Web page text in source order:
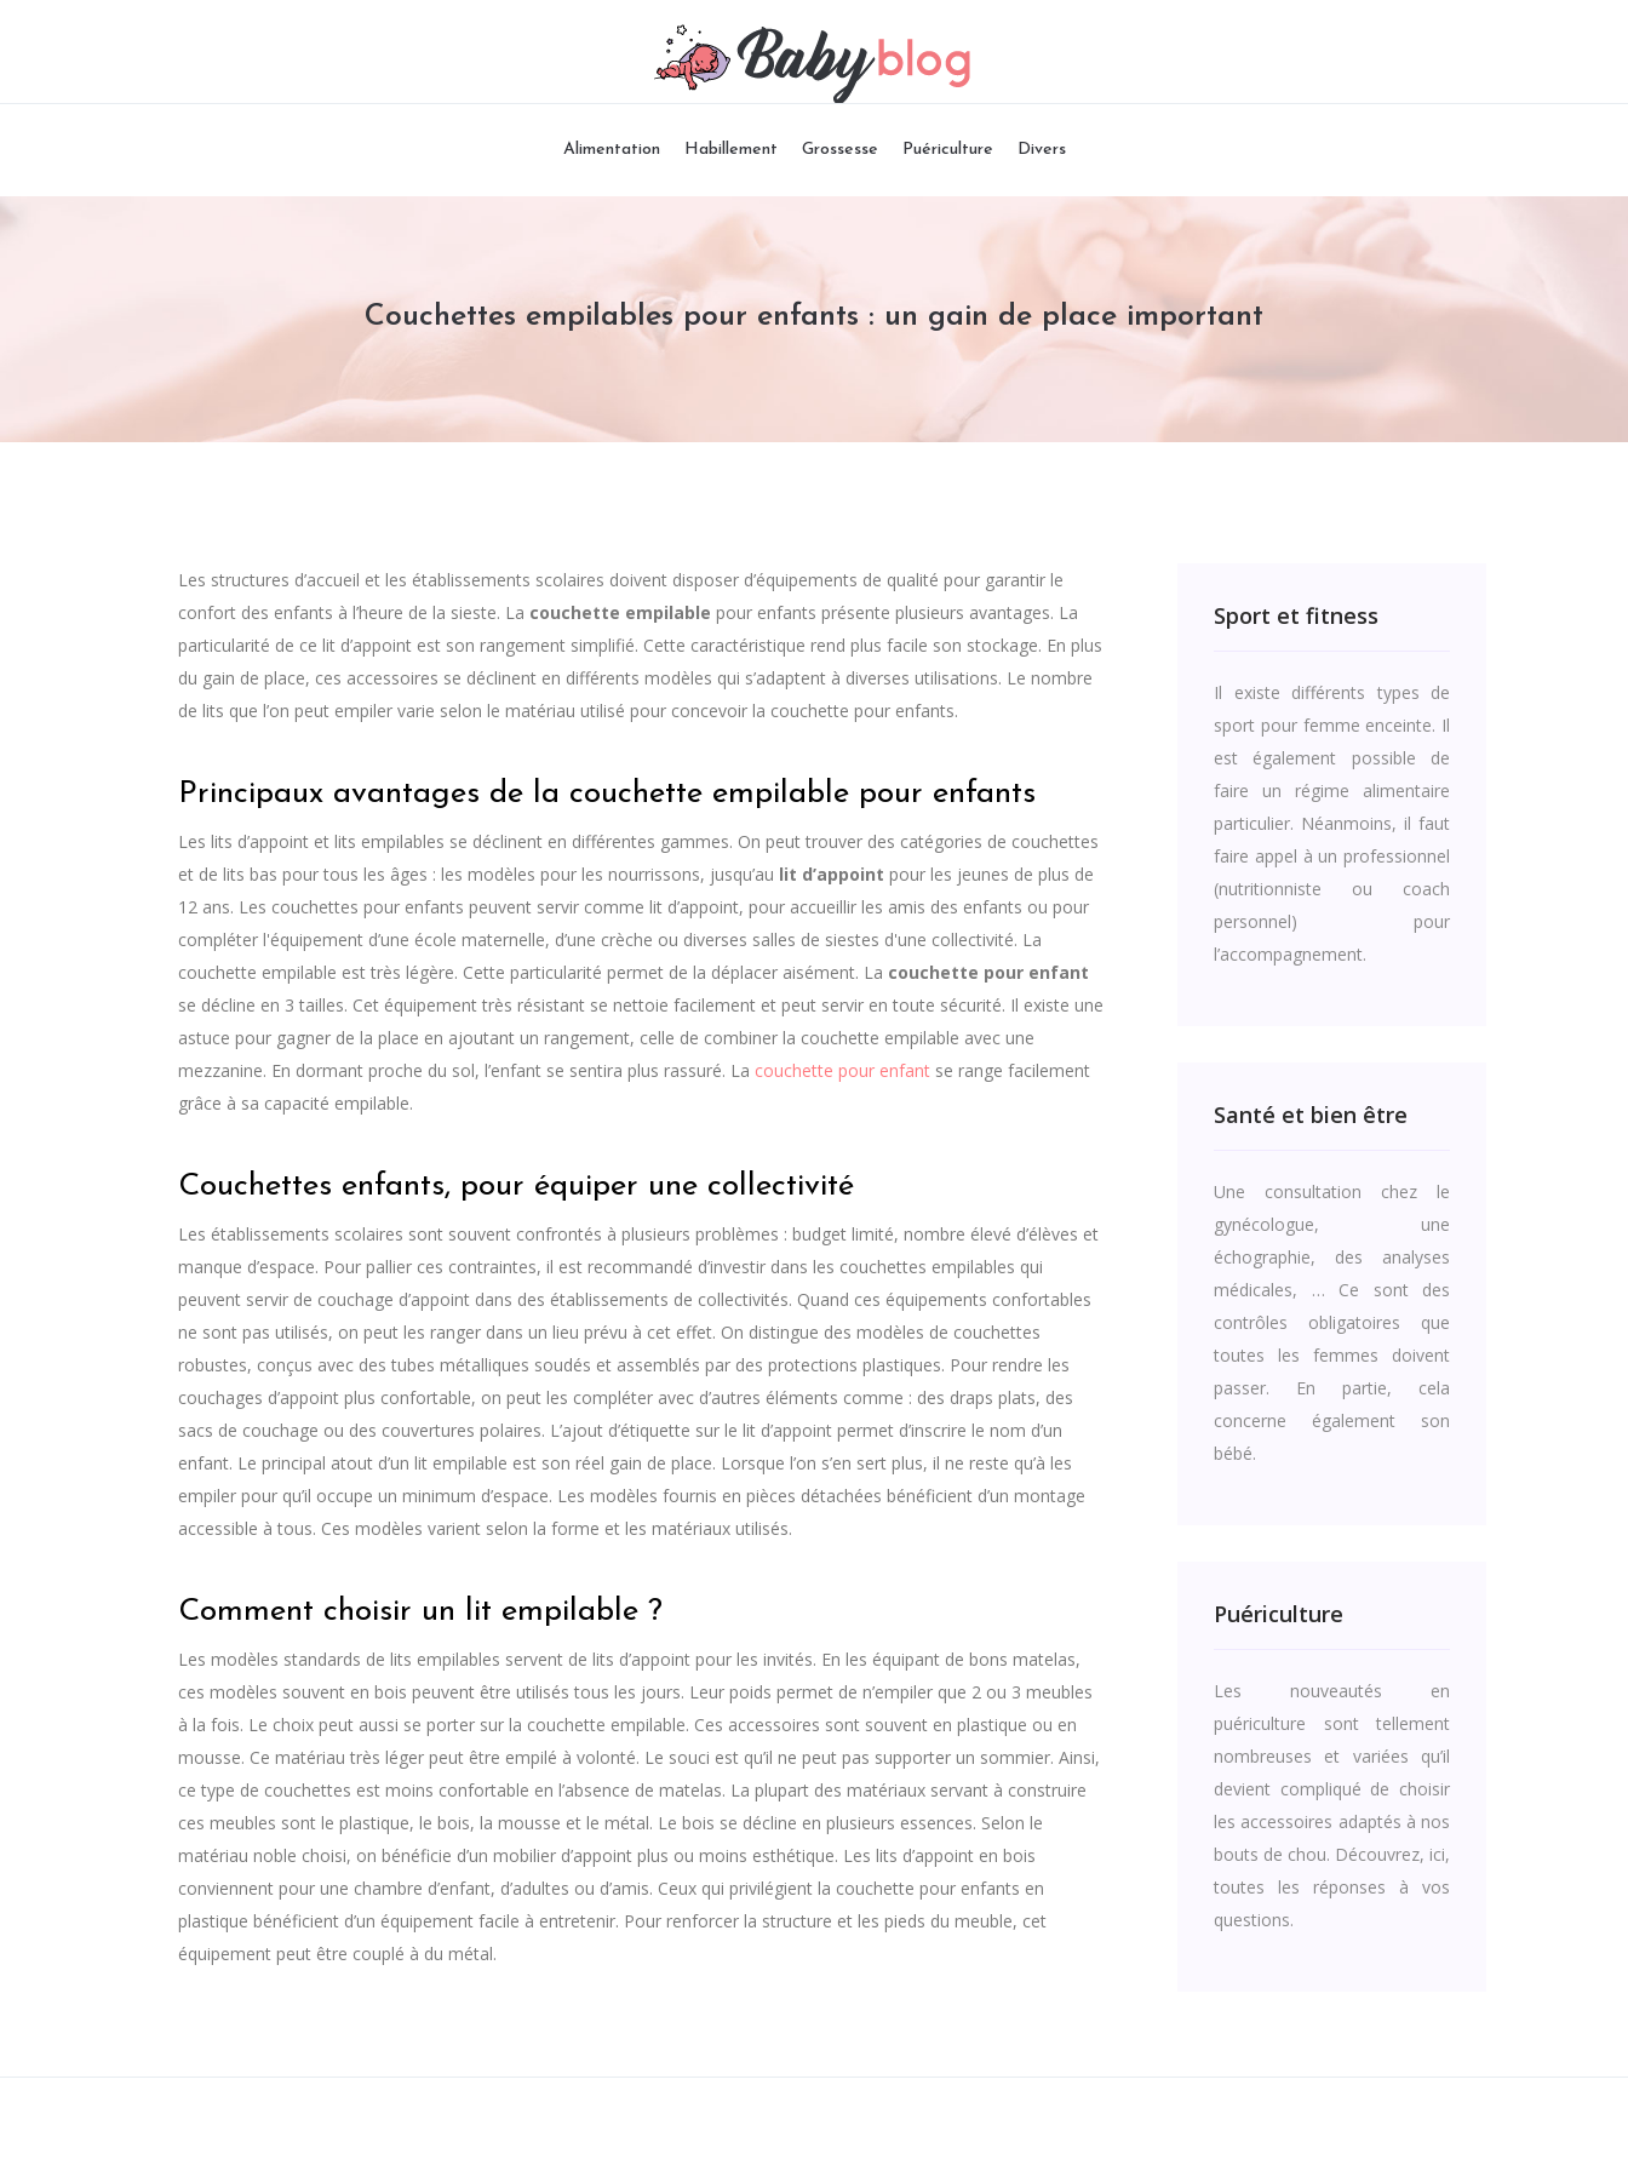
Alimentation Habillement Grossesse Puériculture Divers
Couchettes empilables pour enfants : un gain de place important
Les structures d’accueil et les établissements scolaires doivent disposer d’équipements de qualité pour garantir le
confort des enfants à l’heure de la sieste. La couchette empilable pour enfants présente plusieurs avantages. La
particularité de ce lit d’appoint est son rangement simplifié. Cette caractéristique rend plus facile son stockage. En plus
du gain de place, ces accessoires se déclinent en différents modèles qui s’adaptent à diverses utilisations. Le nombre
de lits que l’on peut empiler varie selon le matériau utilisé pour concevoir la couchette pour enfants.
Principaux avantages de la couchette empilable pour enfants
Les lits d’appoint et lits empilables se déclinent en différentes gammes. On peut trouver des catégories de couchettes
et de lits bas pour tous les âges : les modèles pour les nourrissons, jusqu’au lit d’appoint pour les jeunes de plus de
12 ans. Les couchettes pour enfants peuvent servir comme lit d’appoint, pour accueillir les amis des enfants ou pour
compléter l'équipement d’une école maternelle, d’une crèche ou diverses salles de siestes d'une collectivité. La
couchette empilable est très légère. Cette particularité permet de la déplacer aisément. La couchette pour enfant
se décline en 3 tailles. Cet équipement très résistant se nettoie facilement et peut servir en toute sécurité. Il existe une
astuce pour gagner de la place en ajoutant un rangement, celle de combiner la couchette empilable avec une
mezzanine. En dormant proche du sol, l’enfant se sentira plus rassuré. La couchette pour enfant se range facilement
grâce à sa capacité empilable.
Couchettes enfants, pour équiper une collectivité
Les établissements scolaires sont souvent confrontés à plusieurs problèmes : budget limité, nombre élevé d’élèves et
manque d’espace. Pour pallier ces contraintes, il est recommandé d’investir dans les couchettes empilables qui
peuvent servir de couchage d’appoint dans des établissements de collectivités. Quand ces équipements confortables
ne sont pas utilisés, on peut les ranger dans un lieu prévu à cet effet. On distingue des modèles de couchettes
robustes, conçus avec des tubes métalliques soudés et assemblés par des protections plastiques. Pour rendre les
couchages d’appoint plus confortable, on peut les compléter avec d’autres éléments comme : des draps plats, des
sacs de couchage ou des couvertures polaires. L’ajout d’étiquette sur le lit d’appoint permet d’inscrire le nom d’un
enfant. Le principal atout d’un lit empilable est son réel gain de place. Lorsque l’on s’en sert plus, il ne reste qu’à les
empiler pour qu’il occupe un minimum d’espace. Les modèles fournis en pièces détachées bénéficient d’un montage
accessible à tous. Ces modèles varient selon la forme et les matériaux utilisés.
Comment choisir un lit empilable ?
Les modèles standards de lits empilables servent de lits d’appoint pour les invités. En les équipant de bons matelas,
ces modèles souvent en bois peuvent être utilisés tous les jours. Leur poids permet de n’empiler que 2 ou 3 meubles
à la fois. Le choix peut aussi se porter sur la couchette empilable. Ces accessoires sont souvent en plastique ou en
mousse. Ce matériau très léger peut être empilé à volonté. Le souci est qu’il ne peut pas supporter un sommier. Ainsi,
ce type de couchettes est moins confortable en l’absence de matelas. La plupart des matériaux servant à construire
ces meubles sont le plastique, le bois, la mousse et le métal. Le bois se décline en plusieurs essences. Selon le
matériau noble choisi, on bénéficie d’un mobilier d’appoint plus ou moins esthétique. Les lits d’appoint en bois
conviennent pour une chambre d’enfant, d’adultes ou d’amis. Ceux qui privilégient la couchette pour enfants en
plastique bénéficient d’un équipement facile à entretenir. Pour renforcer la structure et les pieds du meuble, cet
équipement peut être couplé à du métal.
Sport et fitness
Il existe différents types de
sport pour femme enceinte. Il
est également possible de
faire un régime alimentaire
particulier. Néanmoins, il faut
faire appel à un professionnel
(nutritionniste ou coach
personnel) pour
l’accompagnement.
Santé et bien être
Une consultation chez le
gynécologue, une
échographie, des analyses
médicales, … Ce sont des
contrôles obligatoires que
toutes les femmes doivent
passer. En partie, cela
concerne également son
bébé.
Puériculture
Les nouveautés en
puériculture sont tellement
nombreuses et variées qu’il
devient compliqué de choisir
les accessoires adaptés à nos
bouts de chou. Découvrez, ici,
toutes les réponses à vos
questions.